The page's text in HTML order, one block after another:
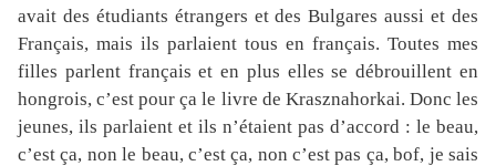
avait des étudiants étrangers et des Bulgares aussi et des
Français, mais ils parlaient tous en français. Toutes mes
filles parlent français et en plus elles se débrouillent en
hongrois, c’est pour ça le livre de Krasznahorkai. Donc les
jeunes, ils parlaient et ils n’étaient pas d’accord : le beau,
c’est ça, non le beau, c’est ça, non c’est pas ça, bof, je sais